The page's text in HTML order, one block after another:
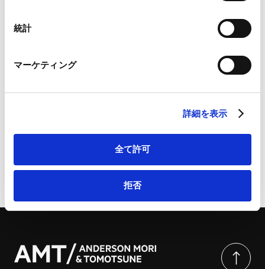
Marketo
外部サイト）
LinkedIn プライバシーポリシー（
HubSpot プライバシーポリシー（外部サイト）
統計
マーケティング
詳細を表示
全て許可
拒否
詳細・お問い合わせは、こちらから：＜事前課題＆解説
あり＞具体的プロジェクトで実践する、法務の交渉トレ
ーニング【M&A契約編・ハイブリッド開催】 | Business
ページのシェアはこちらから